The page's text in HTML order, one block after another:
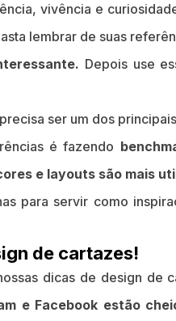
vivência e
lembrar de suas
Depois use
ser um dos
é fazendo
e layouts são mais
para servir como
de cartazes!
dicas de design de
e Facebook estão